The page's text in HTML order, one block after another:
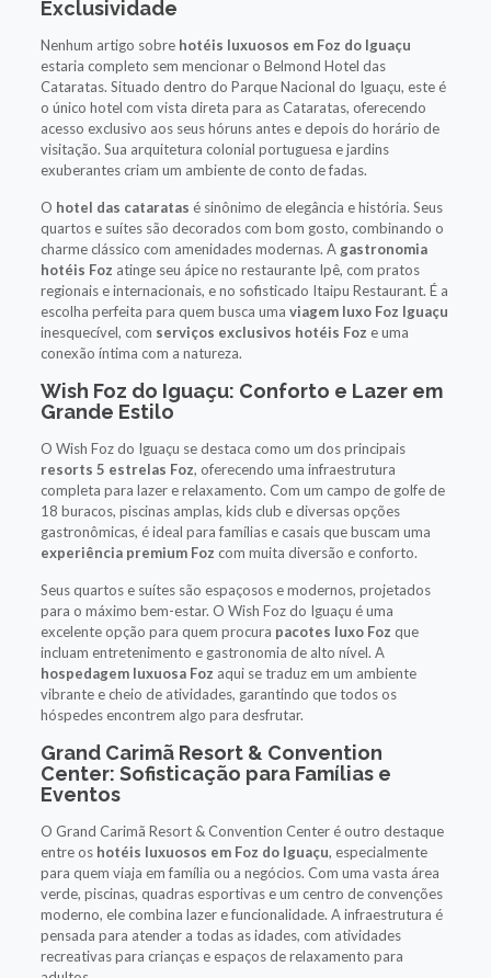
Exclusividade
Nenhum artigo sobre hotéis luxuosos em Foz do Iguaçu
estaria completo sem mencionar o Belmond Hotel das
Cataratas. Situado dentro do Parque Nacional do Iguaçu, este é
o único hotel com vista direta para as Cataratas, oferecendo
acesso exclusivo aos seus hóruns antes e depois do horário de
visitação. Sua arquitetura colonial portuguesa e jardins
exuberantes criam um ambiente de conto de fadas.
O hotel das cataratas é sinônimo de elegância e história. Seus
quartos e suítes são decorados com bom gosto, combinando o
charme clássico com amenidades modernas. A gastronomia
hotéis Foz atinge seu ápice no restaurante Ipê, com pratos
regionais e internacionais, e no sofisticado Itaipu Restaurant. É a
escolha perfeita para quem busca uma viagem luxo Foz Iguaçu
inesquecível, com serviços exclusivos hotéis Foz e uma
conexão íntima com a natureza.
Wish Foz do Iguaçu: Conforto e Lazer em
Grande Estilo
O Wish Foz do Iguaçu se destaca como um dos principais
resorts 5 estrelas Foz, oferecendo uma infraestrutura
completa para lazer e relaxamento. Com um campo de golfe de
18 buracos, piscinas amplas, kids club e diversas opções
gastronômicas, é ideal para famílias e casais que buscam uma
experiência premium Foz com muita diversão e conforto.
Seus quartos e suítes são espaçosos e modernos, projetados
para o máximo bem-estar. O Wish Foz do Iguaçu é uma
excelente opção para quem procura pacotes luxo Foz que
incluam entretenimento e gastronomia de alto nível. A
hospedagem luxuosa Foz aqui se traduz em um ambiente
vibrante e cheio de atividades, garantindo que todos os
hóspedes encontrem algo para desfrutar.
Grand Carimã Resort & Convention
Center: Sofisticação para Famílias e
Eventos
O Grand Carimã Resort & Convention Center é outro destaque
entre os hotéis luxuosos em Foz do Iguaçu, especialmente
para quem viaja em família ou a negócios. Com uma vasta área
verde, piscinas, quadras esportivas e um centro de convenções
moderno, ele combina lazer e funcionalidade. A infraestrutura é
pensada para atender a todas as idades, com atividades
recreativas para crianças e espaços de relaxamento para